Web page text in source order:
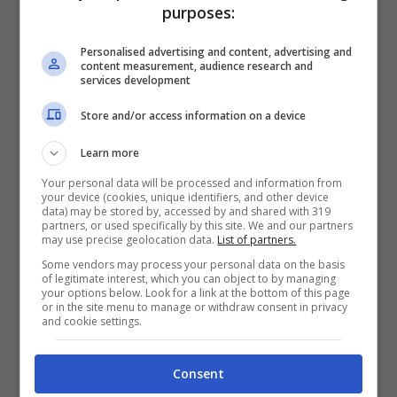
Bruno Barbieri va subito al punto: ecco quanti sacrifici deve
fare un vero chef – (ANSA) – mastrosasso.it
Per prima cosa, non ha orari. Gli è capitato di
doversi spostare nei momenti più improbabili:
“Sai quante volte, in questi miei 40 anni di
lavoro non ho dormito di notte perché magari
dovevo andare a Portorosa per prendere
degli scampi. È un lavoro veramente duro,
veramente complicato, veramente difficile”.
Bruno Barbieri ritiene che per essere un bravo
chef si debba necessariamente viaggiare e
purposes:
Personalised advertising and content, advertising and
content measurement, audience research and
services development
Store and/or access information on a device
Learn more
Your personal data will be processed and information from
your device (cookies, unique identifiers, and other device
data) may be stored by, accessed by and shared with 319
partners, or used specifically by this site. We and our partners
may use precise geolocation data. List of partners.
Some vendors may process your personal data on the basis
of legitimate interest, which you can object to by managing
your options below. Look for a link at the bottom of this page
or in the site menu to manage or withdraw consent in privacy
and cookie settings.
Consent